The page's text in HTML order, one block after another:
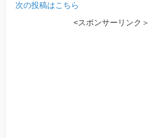
次の投稿はこちら
<スポンサーリンク＞